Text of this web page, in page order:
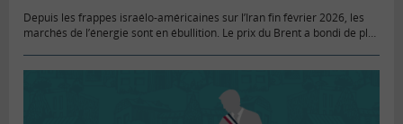
Depuis les frappes israélo-américaines sur l’Iran fin février 2026, les
marchés de l’énergie sont en ébullition. Le prix du Brent a bondi de plus